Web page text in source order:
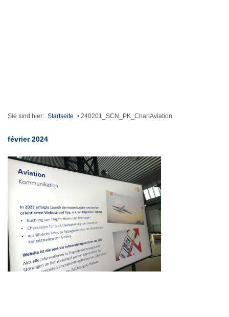
Sie sind hier: Startseite • 240201_SCN_PK_ChartAviation
février 2024